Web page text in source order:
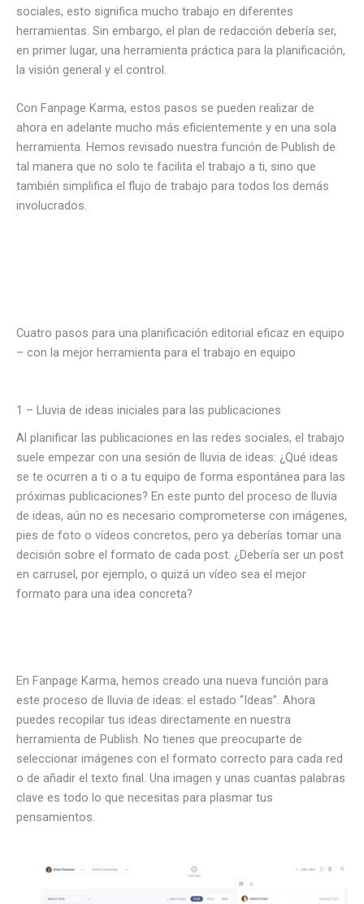
sociales, esto significa mucho trabajo en diferentes
herramientas. Sin embargo, el plan de redacción debería ser,
en primer lugar, una herramienta práctica para la planificación,
la visión general y el control.
Con Fanpage Karma, estos pasos se pueden realizar de
ahora en adelante mucho más eficientemente y en una sola
herramienta. Hemos revisado nuestra función de Publish de
tal manera que no solo te facilita el trabajo a ti, sino que
también simplifica el flujo de trabajo para todos los demás
involucrados.
Cuatro pasos para una planificación editorial eficaz en equipo
– con la mejor herramienta para el trabajo en equipo
1 – Lluvia de ideas iniciales para las publicaciones
Al planificar las publicaciones en las redes sociales, el trabajo
suele empezar con una sesión de lluvia de ideas: ¿Qué ideas
se te ocurren a ti o a tu equipo de forma espontánea para las
próximas publicaciones? En este punto del proceso de lluvia
de ideas, aún no es necesario comprometerse con imágenes,
pies de foto o vídeos concretos, pero ya deberías tomar una
decisión sobre el formato de cada post. ¿Debería ser un post
en carrusel, por ejemplo, o quizá un vídeo sea el mejor
formato para una idea concreta?
En Fanpage Karma, hemos creado una nueva función para
este proceso de lluvia de ideas: el estado “Ideas”. Ahora
puedes recopilar tus ideas directamente en nuestra
herramienta de Publish. No tienes que preocuparte de
seleccionar imágenes con el formato correcto para cada red
o de añadir el texto final. Una imagen y unas cuantas palabras
clave es todo lo que necesitas para plasmar tus
pensamientos.